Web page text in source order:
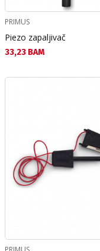
PRIMUS
Piezo zapaljivač
Текуща цена:
33,23 BAM